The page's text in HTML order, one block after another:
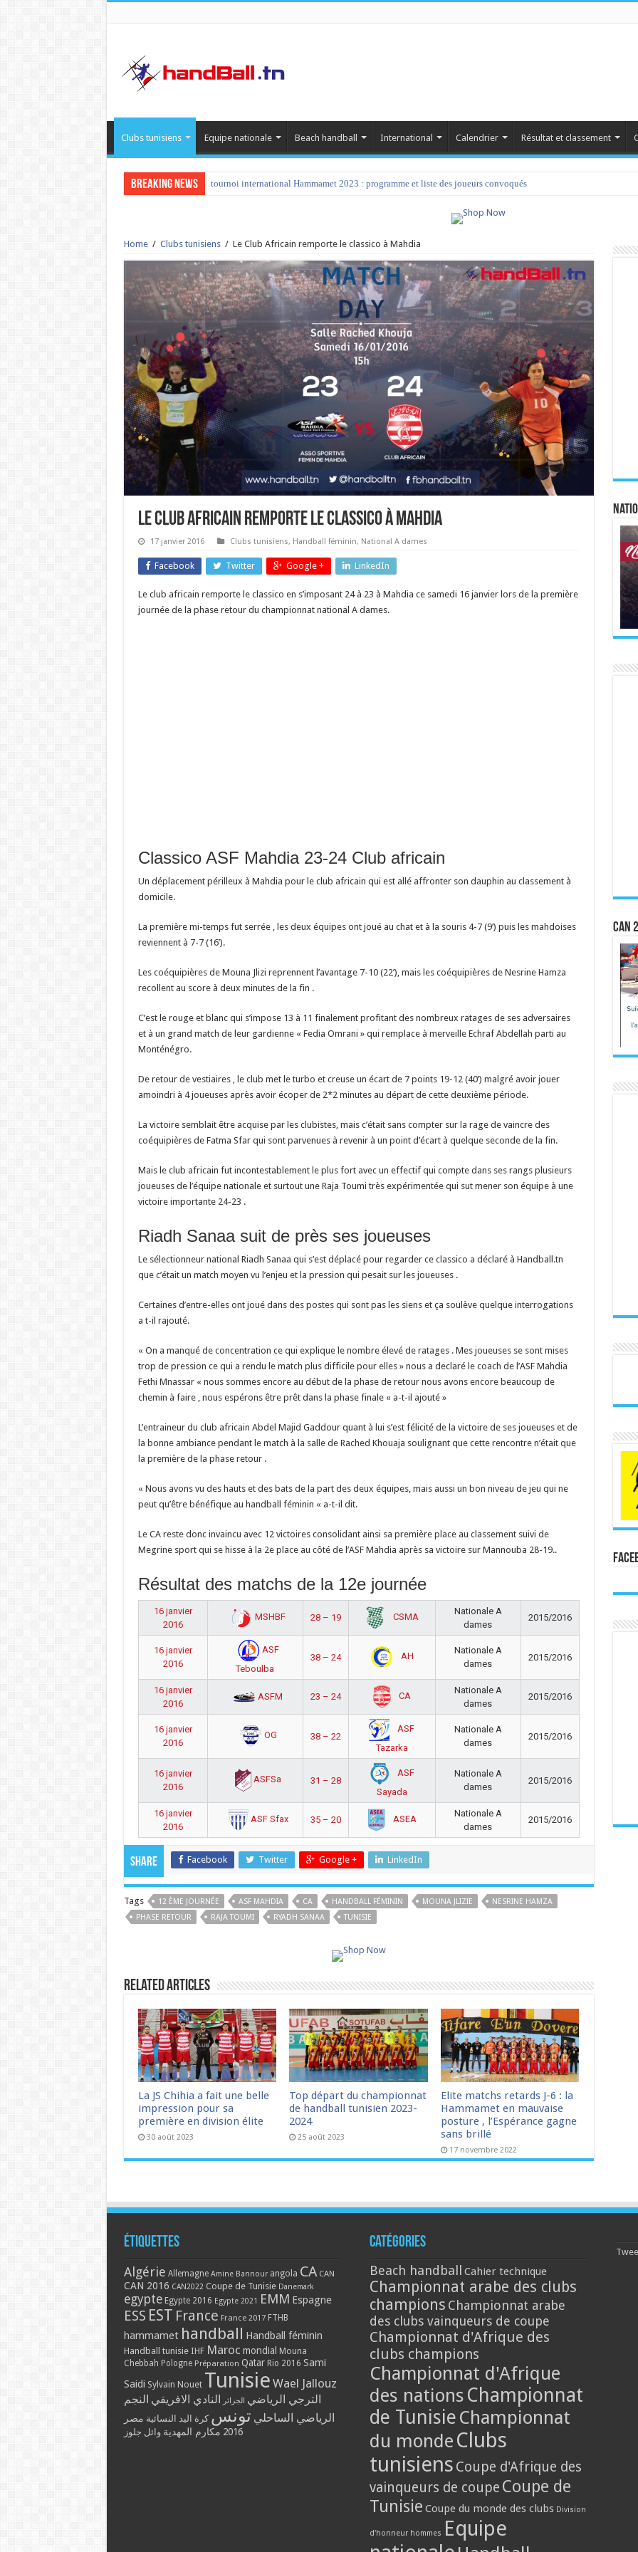
Clubs tunisiens Equipe nationale Beach handball International Calendrier Résultat et classement
Breaking News tournoi international Hammamet 2023 : programme et liste des joueurs convoqués
Home / Clubs tunisiens / Le Club Africain remporte le classico à Mahdia
Le Club Africain remporte le classico à Mahdia
17 janvier 2016 Clubs tunisiens, Handball féminin, National A dames
Facebook Twitter Google + LinkedIn
Le club africain remporte le classico en s’imposant 24 à 23 à Mahdia ce samedi 16 janvier lors de la première
journée de la phase retour du championnat national A dames.
Classico ASF Mahdia 23-24 Club africain
Un déplacement périlleux à Mahdia pour le club africain qui est allé affronter son dauphin au classement à
domicile.
La première mi-temps fut serrée , les deux équipes ont joué au chat et à la souris 4-7 (9’) puis les mahdoises
reviennent à 7-7 (16’).
Les coéquipières de Mouna Jlizi reprennent l’avantage 7-10 (22’), mais les coéquipières de Nesrine Hamza
recollent au score à deux minutes de la fin .
C’est le rouge et blanc qui s’impose 13 à 11 finalement profitant des nombreux ratages de ses adversaires
et à un grand match de leur gardienne « Fedia Omrani » qui remplace à merveille Echraf Abdellah parti au
Monténégro.
De retour de vestiaires , le club met le turbo et creuse un écart de 7 points 19-12 (40’) malgré avoir jouer
amoindri à 4 joueuses après avoir écoper de 2*2 minutes au départ de cette deuxième période.
La victoire semblait être acquise par les clubistes, mais c’était sans compter sur la rage de vaincre des
coéquipières de Fatma Sfar qui sont parvenues à revenir à un point d’écart à quelque seconde de la fin.
Mais le club africain fut incontestablement le plus fort avec un effectif qui compte dans ses rangs plusieurs
joueuses de l’équipe nationale et surtout une Raja Toumi très expérimentée qui sut mener son équipe à une
victoire importante 24-23 .
Riadh Sanaa suit de près ses joueuses
Le sélectionneur national Riadh Sanaa qui s’est déplacé pour regarder ce classico a déclaré à Handball.tn
que c’était un match moyen vu l’enjeu et la pression qui pesait sur les joueuses .
Certaines d’entre-elles ont joué dans des postes qui sont pas les siens et ça soulève quelque interrogations
a t-il rajouté.
« On a manqué de concentration ce qui explique le nombre élevé de ratages . Mes joueuses se sont mises
trop de pression ce qui a rendu le match plus difficile pour elles » nous a declaré le coach de l’ASF Mahdia
Fethi Mnassar « nous sommes encore au début de la phase de retour nous avons encore beaucoup de
chemin à faire , nous espérons être prêt dans la phase finale « a-t-il ajouté »
L’entraineur du club africain Abdel Majid Gaddour quant à lui s’est félicité de la victoire de ses joueuses et de
la bonne ambiance pendant le match à la salle de Rached Khouaja soulignant que cette rencontre n’était que
la première de la phase retour .
« Nous avons vu des hauts et des bats de la part des deux équipes, mais aussi un bon niveau de jeu qui ne
peut qu’être bénéfique au handball féminin « a-t-il dit.
Le CA reste donc invaincu avec 12 victoires consolidant ainsi sa première place au classement suivi de
Megrine sport qui se hisse à la 2e place au côté de l’ASF Mahdia après sa victoire sur Mannouba 28-19..
Résultat des matchs de la 12e journée
16 janvier
2016
MSHBF 28 – 19 CSMA
Nationale A
dames
2015/2016
16 janvier
2016
ASF
Teboulba
38 – 24 AH
Nationale A
dames
2015/2016
16 janvier
2016
ASFM 23 – 24 CA
Nationale A
dames
2015/2016
16 janvier
2016
OG 38 – 22
ASF
Tazarka
Nationale A
dames
2015/2016
16 janvier
2016
ASFSa 31 – 28
ASF
Sayada
Nationale A
dames
2015/2016
16 janvier
2016
ASF Sfax 35 – 20 ASEA
Nationale A
dames
2015/2016
Share Facebook Twitter Google + LinkedIn
Tags 12 ÈME JOURNÉE ASF MAHDIA CA HANDBALL FÉMININ MOUNA JLIZIE
NESRINE HAMZA
PHASE RETOUR
RAJA TOUMI RYADH SANAA TUNISIE
Related Articles
La JS Chihia a fait une belle
impression pour sa
première en division élite
30 août 2023
Top départ du championnat
de handball tunisien 2023-
2024
25 août 2023
Elite matchs retards J-6 : la
Hammamet en mauvaise
posture , l’Espérance gagne
sans brillé
17 novembre 2022
CAN
Étiquettes
Algérie Allemagne Amine Bannour angola CA CAN
CAN 2016 CAN2022 Coupe de Tunisie Danemark
egypte Egypte 2016 Egypte 2021 EMM Espagne
ESS EST France France 2017 FTHB
hammamet handball Handball féminin
Handball tunisie IHF Maroc mondial
Mouna
Chebbah Pologne Préparation Qatar Rio 2016 Sami
Saidi Sylvain Nouet Tunisie Wael Jallouz
الترجي الرياضي الجزائر النادي الافريقي النجم
الرياضي الساحلي تونس كرة اليد النسائية مصر
2016 مكارم المهدية وائل جلوز
Catégories
Beach handball Cahier technique
Championnat arabe des clubs
champions Championnat arabe
des clubs vainqueurs de coupe
Championnat d'Afrique des
clubs champions
Championnat d'Afrique
des nations Championnat
de Tunisie Championnat
du monde Clubs
tunisiens Coupe d'Afrique des
vainqueurs de coupe Coupe de
Tunisie Coupe du monde des clubs Division
d'honneur hommes Equipe